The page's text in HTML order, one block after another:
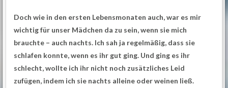
Doch wie in den ersten Lebensmonaten auch, war es mir
wichtig für unser Mädchen da zu sein, wenn sie mich
brauchte – auch nachts. Ich sah ja regelmäßig, dass sie
schlafen konnte, wenn es ihr gut ging. Und ging es ihr
schlecht, wollte ich ihr nicht noch zusätzliches Leid
zufügen, indem ich sie nachts alleine oder weinen ließ.